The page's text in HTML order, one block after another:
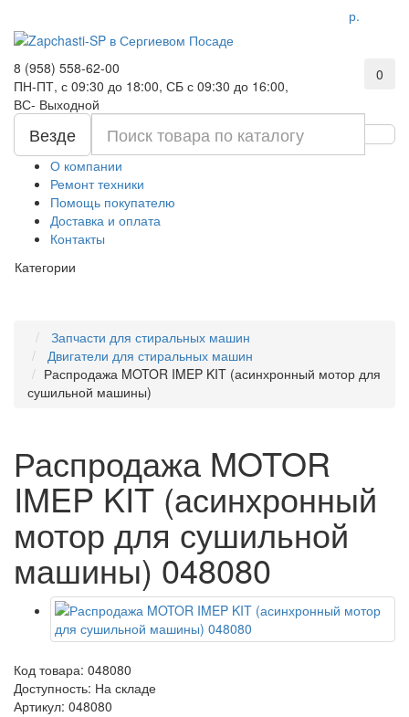
р.
8 (958) 558-62-00
ПН-ПТ, с 09:30 до 18:00, СБ с 09:30 до 16:00,
ВС- Выходной
0
Везде
О компании
Ремонт техники
Помощь покупателю
Доставка и оплата
Контакты
Категории
Запчасти для стиральных машин
Двигатели для стиральных машин
Распродажа MOTOR IMEP KIT (асинхронный мотор для
сушильной машины)
Распродажа MOTOR
IMEP KIT (асинхронный
мотор для сушильной
машины) 048080
Код товара: 048080
Доступность: На складе
Артикул: 048080